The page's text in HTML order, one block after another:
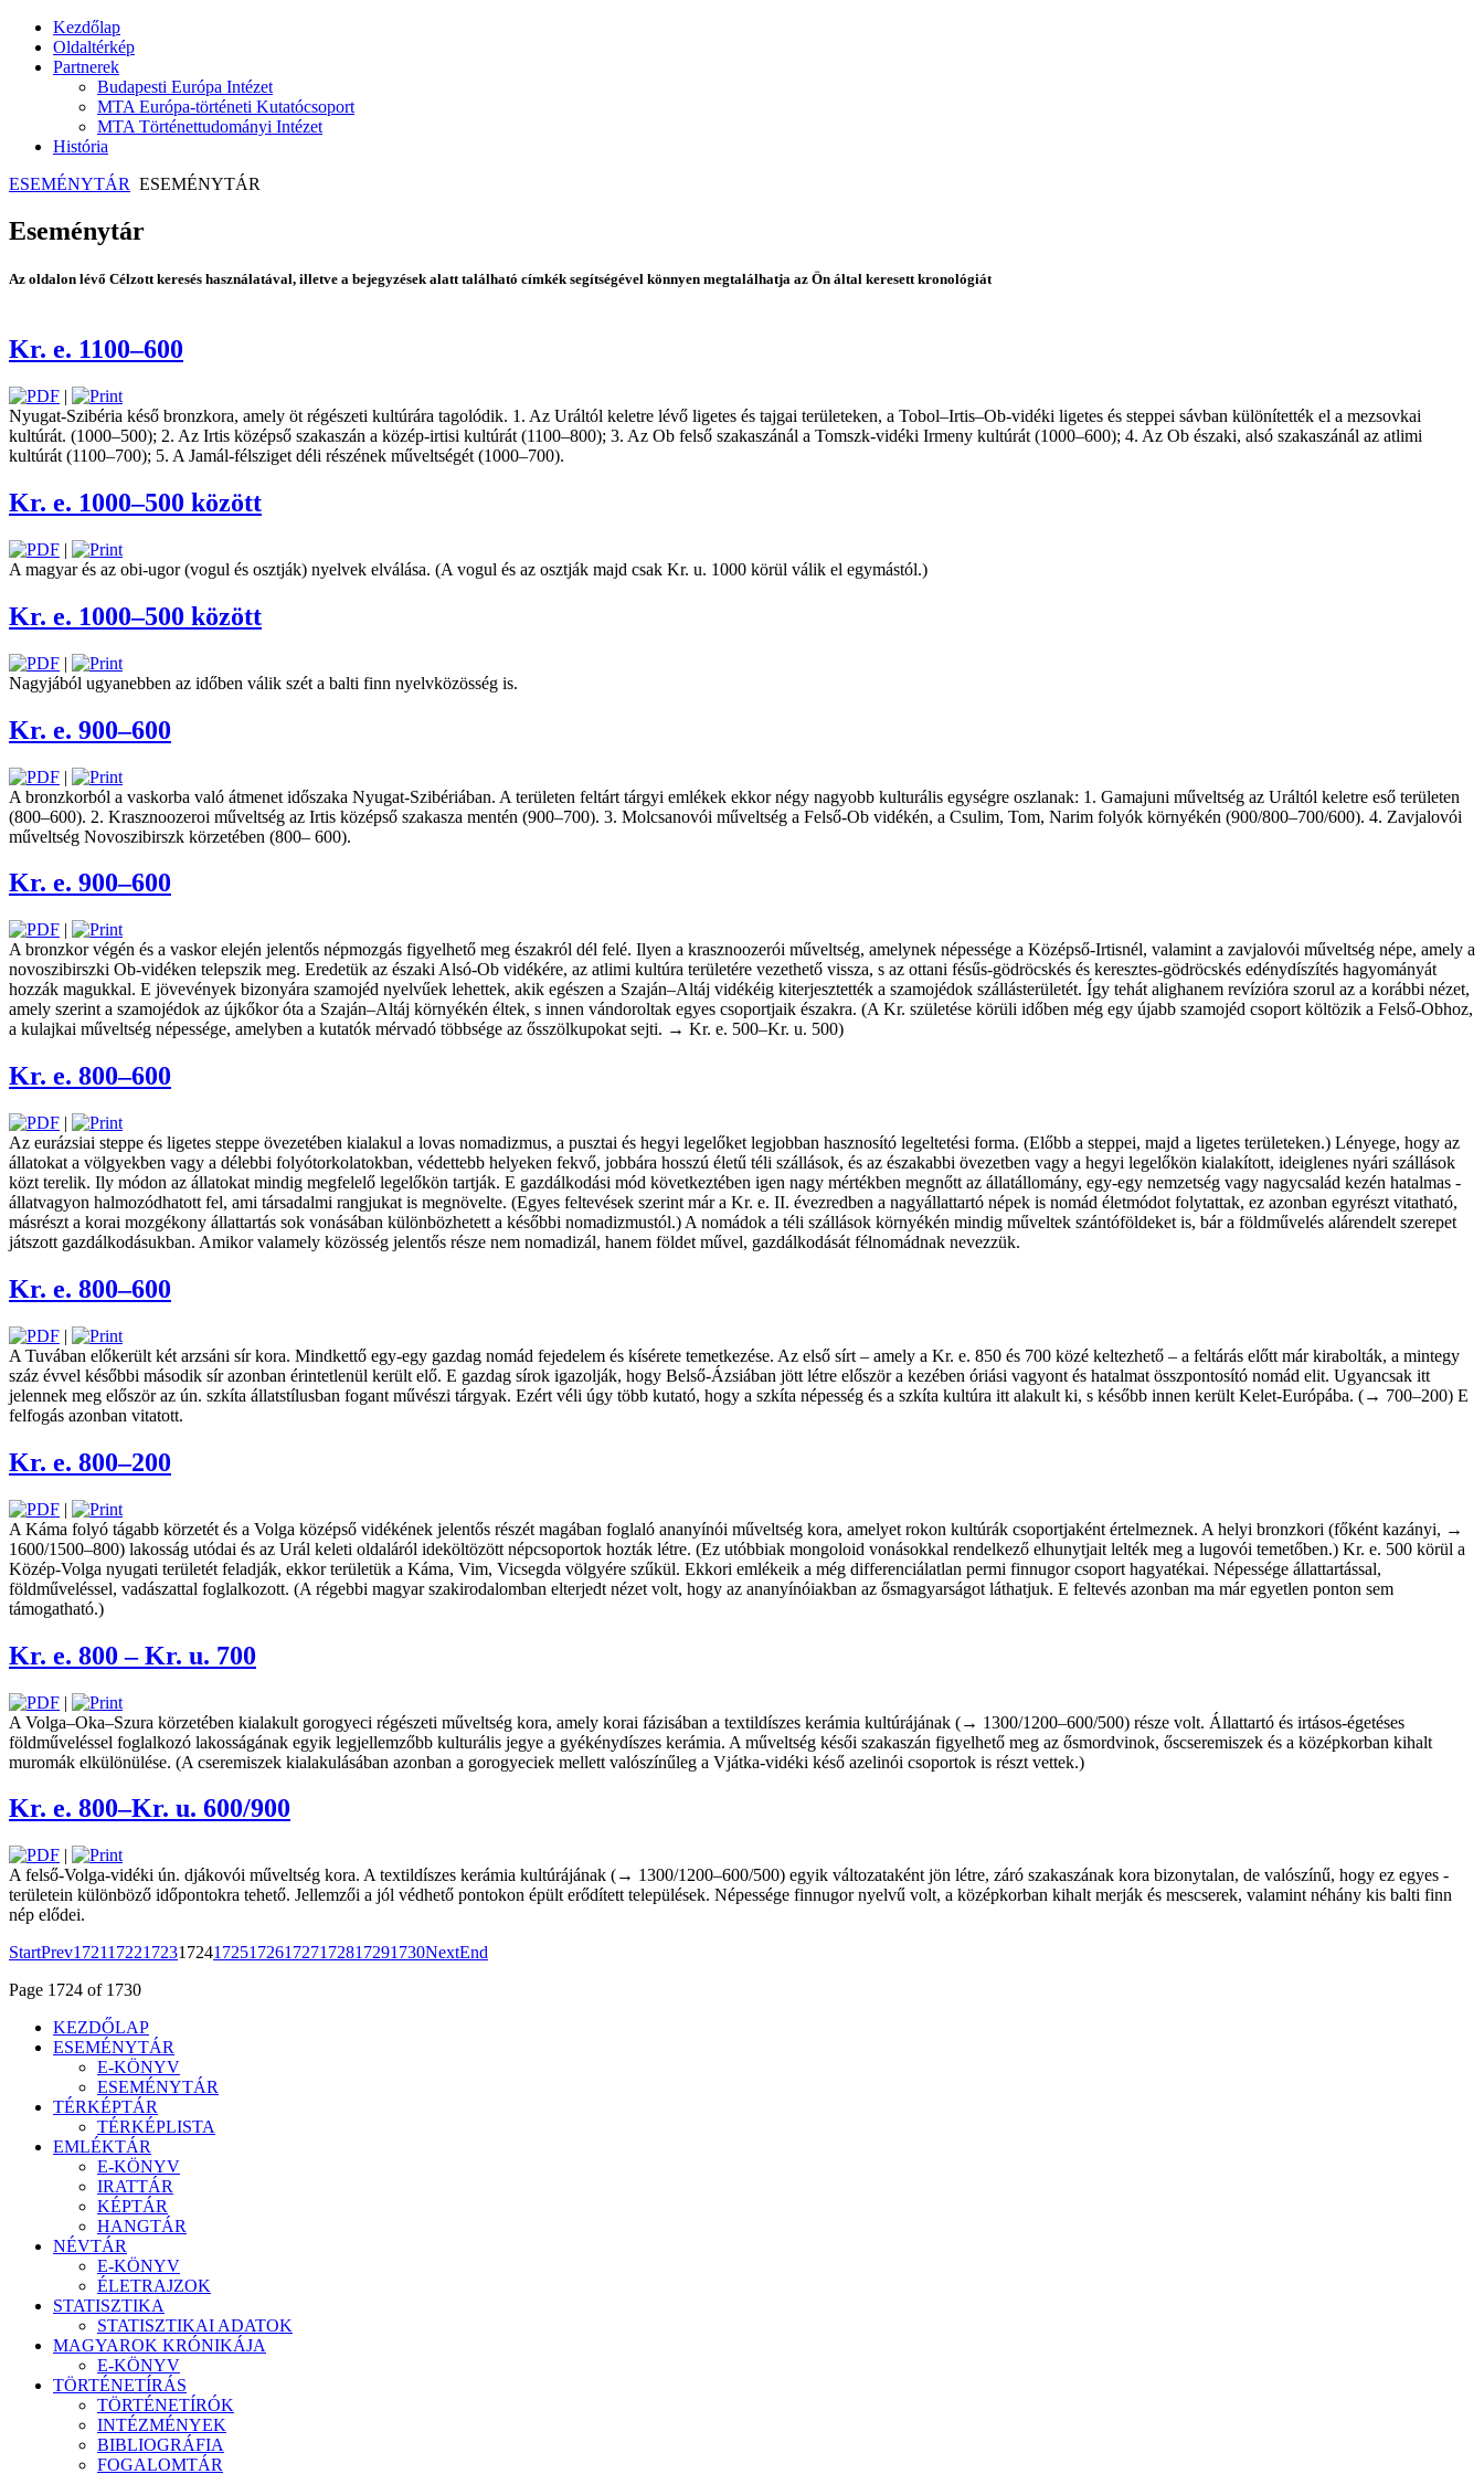
Kezdőlap
Oldaltérkép
Partnerek
Budapesti Európa Intézet
MTA Európa-történeti Kutatócsoport
MTA Történettudományi Intézet
História
ESEMÉNYTÁR ESEMÉNYTÁR
Eseménytár
Az oldalon lévő Célzott keresés használatával, illetve a bejegyzések alatt található címkék segítségével könnyen megtalálhatja az Ön által keresett kronológiát
Kr. e. 1100–600
|
Nyugat-Szibéria késő bronzkora, amely öt régészeti kultúrára tagolódik. 1. Az Uráltól keletre lévő ligetes és tajgai ­terüle­teken, a Tobol–Irtis–Ob-vidéki ligetes és steppei sávban különítették el a mezsovkai
kultúrát. (1000–500); 2. Az Irtis ­középső szakaszán a közép-irtisi kultúrát (1100–800); 3. Az Ob felső szakaszánál a Tomszk-vidéki Irmeny kultúrát (1000–­600); 4. Az Ob északi, alsó szakaszánál az atlimi
kultúrát (1100–700); 5. A ­Jamál-­félsziget déli részének műveltségét (1000–700).
Kr. e. 1000–500 között
|
A magyar és az obi-ugor (vogul és osztják) nyelvek elválása. (A vogul és az osztják majd csak Kr. u. 1000 körül válik el egymástól.)
Kr. e. 1000–500 között
|
Nagyjából ugyanebben az ­időben válik szét a balti finn nyelvközösség is.
Kr. e. 900–600
|
A bronzkorból a vaskorba való átmenet időszaka Nyugat-Szibériában. A területen feltárt tárgyi emlékek ekkor négy nagyobb kulturális egységre oszlanak: 1. Gamajuni műveltség az Uráltól keletre eső területen
(800–600). 2. Krasznoozeroi műveltség az Irtis középső szakasza mentén (900–700). 3. Molcsanovói műveltség a Felső-Ob vidékén, a Csulim, Tom, Narim folyók környékén (900/800–700/600). 4. Zavjalovói
műveltség Novoszibirszk körzetében (800– 600).
Kr. e. 900–600
|
A bronzkor végén és a vaskor elején jelentős népmozgás ­figyelhető meg északról dél felé. Ilyen a krasznoozerói műveltség, amelynek népessége a ­Középső-­Irtisnél, valamint a zavjalovói műveltség ­népe, amely a
novoszibirszki Ob-vidéken ­telepszik meg. Eredetük az északi Alsó-Ob vidékére, az atlimi kultúra területére vezethető vissza, s az ottani fésűs-gödröcskés és ­keresztes-­gödröcskés edénydíszítés hagyományát
hozzák magukkal. E jövevények bizonyára szamojéd nyelvűek lehettek, akik egészen a Szaján–Altáj vidékéig kiterjesztették a szamojédok szállásterületét. Így ­tehát alighanem revízióra szorul az a korábbi nézet,
amely szerint a szamojédok az újkőkor óta a Szaján–Altáj környékén éltek, s innen vándoroltak egyes csoportjaik északra. (A Kr. születése körüli időben még egy újabb szamojéd csoport költözik a Felső-Obhoz,
a kulajkai műveltség népessége, amelyben a kutatók mérvadó többsége az ősszölkupokat sejti. → Kr. e. 500–Kr. u. 500)
Kr. e. 800–600
|
Az eurázsiai steppe és ligetes steppe ­öve­zetében kialakul a lovas nomadizmus, a pusztai és hegyi legelőket legjobban hasznosító legeltetési forma. (Előbb a steppei, majd a ligetes területeken.) Lényege, hogy az
állatokat a völgyekben vagy a délebbi folyótorkolatokban, védettebb helyeken fekvő, jobbára hosszú életű téli szállások, és az északabbi övezetben vagy a hegyi ­legelőkön kialakított, ideiglenes nyári ­szállások
közt terelik. Ily módon az ­álla­tokat mindig megfelelő legelőkön tartják. E ­gazdálkodási mód következtében igen nagy mértékben megnőtt az állatállomány, egy-egy nemzetség vagy nagycsalád kezén hatalmas ­
állat­vagyon halmozódhatott fel, ami társadalmi rangjukat is megnövelte. (Egyes feltevések szerint már a Kr. e. II. évezredben a ­nagy­állattartó népek is ­nomád életmódot folytattak, ez azonban egyrészt vitatható,
másrészt a korai mozgékony állattartás sok ­vonásában különbözhetett a későbbi nomadizmustól.) A nomádok a téli szállások környékén mindig műveltek szántóföldeket is, bár a földművelés alárendelt szerepet
játszott gazdálkodásukban. Amikor valamely közösség jelentős része nem nomadizál, hanem földet művel, gazdálkodását félnomádnak nevezzük.
Kr. e. 800–600
|
A Tuvában előkerült két ­arzsáni sír kora. Mindkettő egy-egy gazdag nomád fejedelem és kísérete temetkezése. Az első sírt – amely a Kr. e. 850 és 700 közé keltezhető – a feltárás előtt már kirabolták, a mintegy
száz évvel későbbi második sír azonban érintetlenül került elő. E gazdag sírok igazolják, hogy Belső-Ázsiában jött létre először a kezében óriási vagyont és hatalmat összpontosító nomád elit. Ugyan­csak itt
jelennek meg először az ún. szkíta állatstílusban fogant művészi tárgyak. Ezért véli úgy több kutató, hogy a szkíta népesség és a szkíta kultúra itt alakult ki, s később innen került Kelet-Európába. (→ 700–200) E
felfogás azonban vitatott.
Kr. e. 800–200
|
A Káma folyó tágabb körzetét és a Volga ­középső vidékének jelentős részét ­ma­gában foglaló ananyínói műveltség kora, amelyet rokon kultúrák csoportjaként ­ér­telmeznek. A helyi bronzkori (főként ­ka­zányi, →
1600/1500–800) lakosság utódai és az Urál keleti oldaláról ideköltözött népcsoportok hozták létre. (Ez utóbbiak mongoloid vonásokkal rendelkező elhunytjait lelték meg a lugovói temetőben.) Kr. e. 500 körül a
Közép-Volga nyugati területét feladják, ekkor területük a Káma, Vim, Vicsegda völgyére szűkül. Ekkori emlékeik a még differenciálatlan permi finnugor csoport hagyatékai. Népessége állattartással,
földműveléssel, vadászattal foglalkozott. (A régebbi magyar szakirodalomban elterjedt nézet volt, hogy az ananyínóiakban az ­ős­magyarságot láthatjuk. E feltevés azonban ma már egyetlen ponton sem
támogatható.)
Kr. e. 800 – Kr. u. 700
|
A Volga–Oka–Szura körzetében kialakult gorogyeci régészeti műveltség kora, amely korai fázisában a textildíszes kerámia kultúrájának (→ 1300/1200–600/500) része volt. Állattartó és irtásos-égetéses
földműveléssel foglalkozó lakosságának egyik legjellemzőbb kulturális jegye a gyékénydíszes kerámia. A műveltség késői ­sza­kaszán ­figyelhető meg az ősmordvinok, őscseremiszek és a középkorban kihalt
muromák elkülönülése. (A cseremiszek kialakulásában azonban a gorogyeciek mellett valószínűleg a Vjátka-vidéki késő azelinói csoportok is részt vettek.)
Kr. e. 800–Kr. u. 600/900
|
A felső-Volga-vidéki ún. djákovói műveltség kora. A textildíszes kerámia kultúrájának (→ 1300/1200–600/500) egyik változataként jön létre, záró szakaszának kora ­bizonytalan, de valószínű, hogy ez egyes ­
területein különböző időpontokra tehető. Jellemzői a jól védhető pontokon épült erődített települések. Népessége finnugor nyelvű volt, a középkorban kihalt merják és mescserek, valamint néhány kis balti finn
nép elődei.
StartPrev1721172217231724172517261727172817291730NextEnd
Page 1724 of 1730
KEZDŐLAP
ESEMÉNYTÁR
E-KÖNYV
ESEMÉNYTÁR
TÉRKÉPTÁR
TÉRKÉPLISTA
EMLÉKTÁR
E-KÖNYV
IRATTÁR
KÉPTÁR
HANGTÁR
NÉVTÁR
E-KÖNYV
ÉLETRAJZOK
STATISZTIKA
STATISZTIKAI ADATOK
MAGYAROK KRÓNIKÁJA
E-KÖNYV
TÖRTÉNETÍRÁS
TÖRTÉNETÍRÓK
INTÉZMÉNYEK
BIBLIOGRÁFIA
FOGALOMTÁR